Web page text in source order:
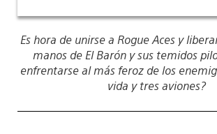
Es hora de unirse a Rogue Aces y
manos de El Barón y sus temidos
enfrentarse al más feroz de los
vida y tres aviones?